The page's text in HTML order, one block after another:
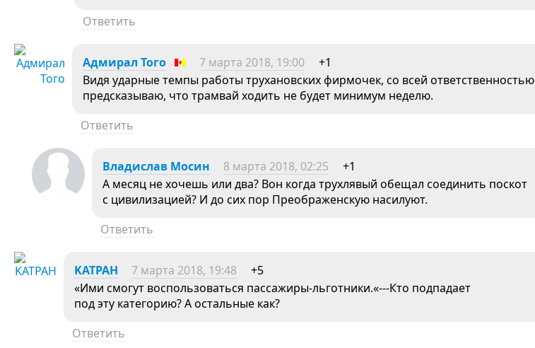
Ответить
Адмирал Того 7 марта 2018, 19:00
+1
Видя ударные темпы работы трухановских фирмочек, со всей ответственностью
предсказываю, что трамвай ходить не будет минимум неделю.
Ответить
Владислав Мосин 8 марта 2018, 02:25
+1
А месяц не хочешь или два? Вон когда трухлявый обещал соединить поскот
с цивилизацией? И до сих пор Преображенскую насилуют.
Ответить
KATPAH 7 марта 2018, 19:48
+5
«Ими смогут воспользоваться пассажиры-льготники.«---Кто подпадает
под эту категорию? А остальные как?
Ответить